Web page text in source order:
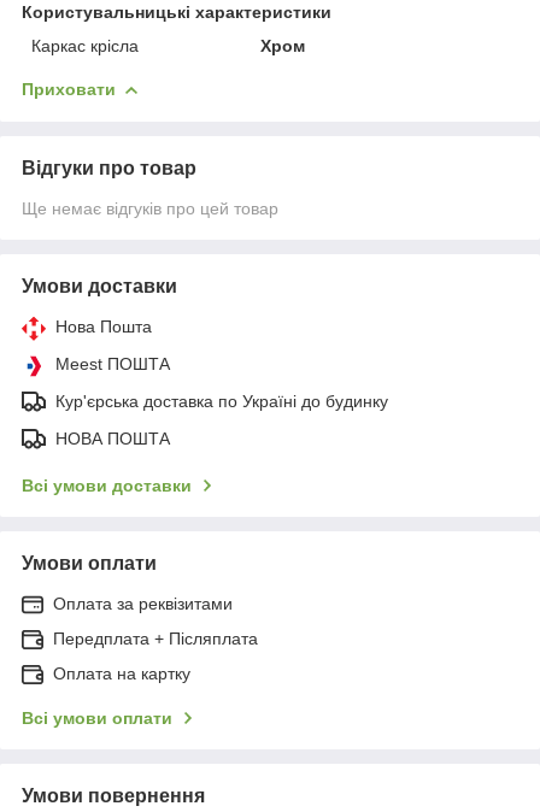
Користувальницькі характеристики
Каркас крісла
Хром
Приховати
Відгуки про товар
Ще немає відгуків про цей товар
Умови доставки
Нова Пошта
Meest ПОШТА
Кур'єрська доставка по Україні до будинку
НОВА ПОШТА
Всі умови доставки
Умови оплати
Оплата за реквізитами
Передплата + Післяплата
Оплата на картку
Всі умови оплати
Умови повернення